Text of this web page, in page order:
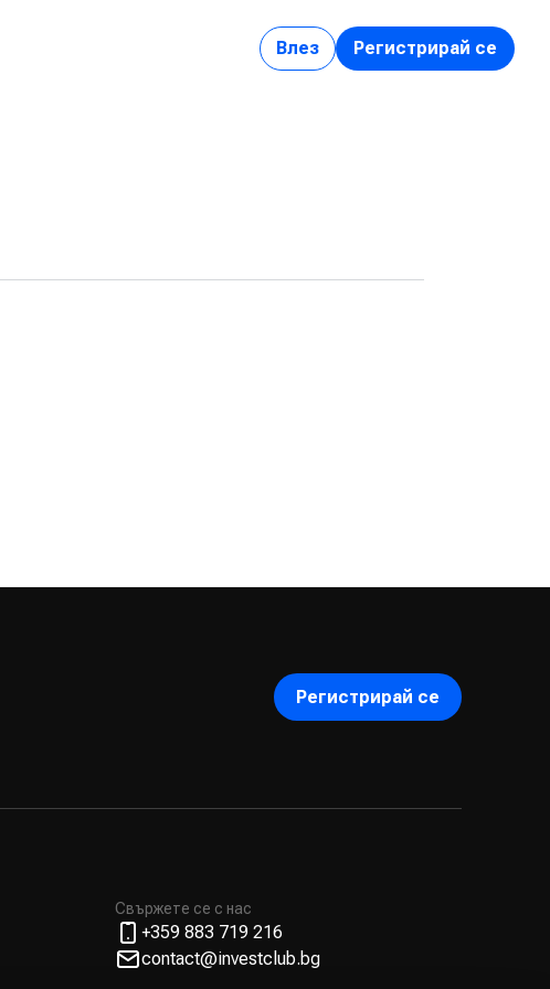
Влез Регистрирай се
Регистрирай се
Свържете се с нас
+359 883 719 216
contact@investclub.bg